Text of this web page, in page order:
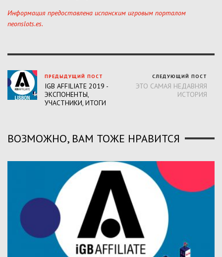
Информация предоставлена испанским игровым порталом
neonslots.es.
ПРЕДЫДУЩИЙ ПОСТ
IGB AFFILIATE 2019 -
ЭКСПОНЕНТЫ,
УЧАСТНИКИ, ИТОГИ
СЛЕДУЮЩИЙ ПОСТ
ЭТО САМАЯ НЕДАВНЯЯ
ИСТОРИЯ
ВОЗМОЖНО, ВАМ ТОЖЕ НРАВИТСЯ